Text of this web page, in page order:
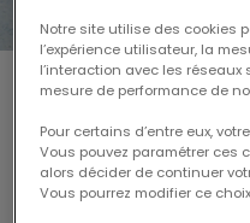
Groupe Helmett Sport
Actualités
Notre site utilise des cookies
l’expérience utilisateur, la
l’interaction avec les
mesure de performance de
Pour certains d’entre eux,
Vous pouvez paramétrer ces
alors décider de continuer
Vous pourrez modifier ce